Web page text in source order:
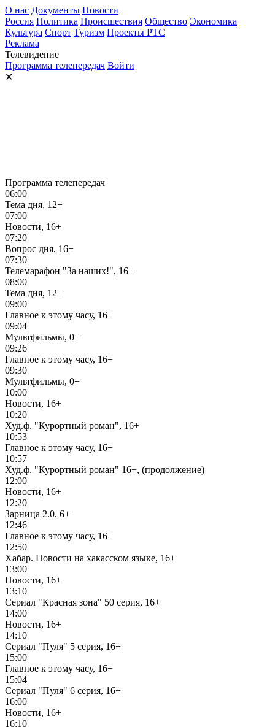
О нас Документы Новости
Россия Политика Происшествия Общество Экономика
Культура Спорт Туризм Проекты РТС
Реклама
Телевидение
Программа телепередач Войти
✕
Программа телепередач
06:00
Тема дня, 12+
07:00
Новости, 16+
07:20
Вопрос дня, 16+
07:30
Телемарафон "За наших!", 16+
08:00
Тема дня, 12+
09:00
Главное к этому часу, 16+
09:04
Мультфильмы, 0+
09:26
Главное к этому часу, 16+
09:30
Мультфильмы, 0+
10:00
Новости, 16+
10:20
Худ.ф. "Курортный роман", 16+
10:53
Главное к этому часу, 16+
10:57
Худ.ф. "Курортный роман" 16+, (продолжение)
12:00
Новости, 16+
12:20
Зарница 2.0, 6+
12:46
Главное к этому часу, 16+
12:50
Хабар. Новости на хакасском языке, 16+
13:00
Новости, 16+
13:10
Сериал "Красная зона" 50 серия, 16+
14:00
Новости, 16+
14:10
Сериал "Пуля" 5 серия, 16+
15:00
Главное к этому часу, 16+
15:04
Сериал "Пуля" 6 серия, 16+
16:00
Новости, 16+
16:10